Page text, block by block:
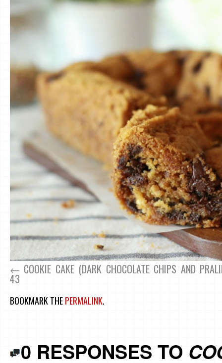
COOKIE CAKE (DARK CHOCOLATE CHIPS AND
43
BOOKMARK THEPERMALINK.
0 RESPONSES TO